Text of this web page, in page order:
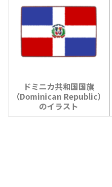
ドミニカ共和国国旗
（Dominican Republic）
のイラスト